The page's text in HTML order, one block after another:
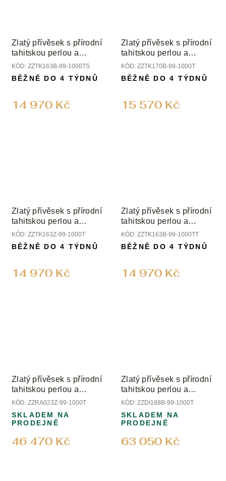
Zlatý přívěsek s přírodní
tahitskou perlou a
diamantem
KÓD: ZZTK163B-99-1000TS
14 970 Kč
BĚŽNĚ DO 4 TÝDNŮ
Zlatý přívěsek s přírodní
tahitskou perlou a
diamantem
KÓD: ZZTK170B-99-1000T
15 570 Kč
BĚŽNĚ DO 4 TÝDNŮ
Zlatý přívěsek s přírodní
tahitskou perlou a
diamantem
KÓD: ZZTK163Z-99-1000T
14 970 Kč
BĚŽNĚ DO 4 TÝDNŮ
Zlatý přívěsek s přírodní
tahitskou perlou a
diamantem
KÓD: ZZTK163B-99-1000TT
14 970 Kč
BĚŽNĚ DO 4 TÝDNŮ
Zlatý přívěsek s přírodní
tahitskou perlou a
diamanty
KÓD: ZZRA023Z-99-1000T
46 470 Kč
SKLADEM NA
PRODEJNĚ
Zlatý přívěsek s přírodní
tahitskou perlou a
diamanty
KÓD: ZZDI188B-99-1000T
63 050 Kč
SKLADEM NA
PRODEJNĚ